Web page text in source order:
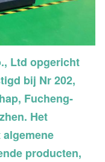
Ltd opgericht
bij Nr 202,
Fucheng-
Het
producten,